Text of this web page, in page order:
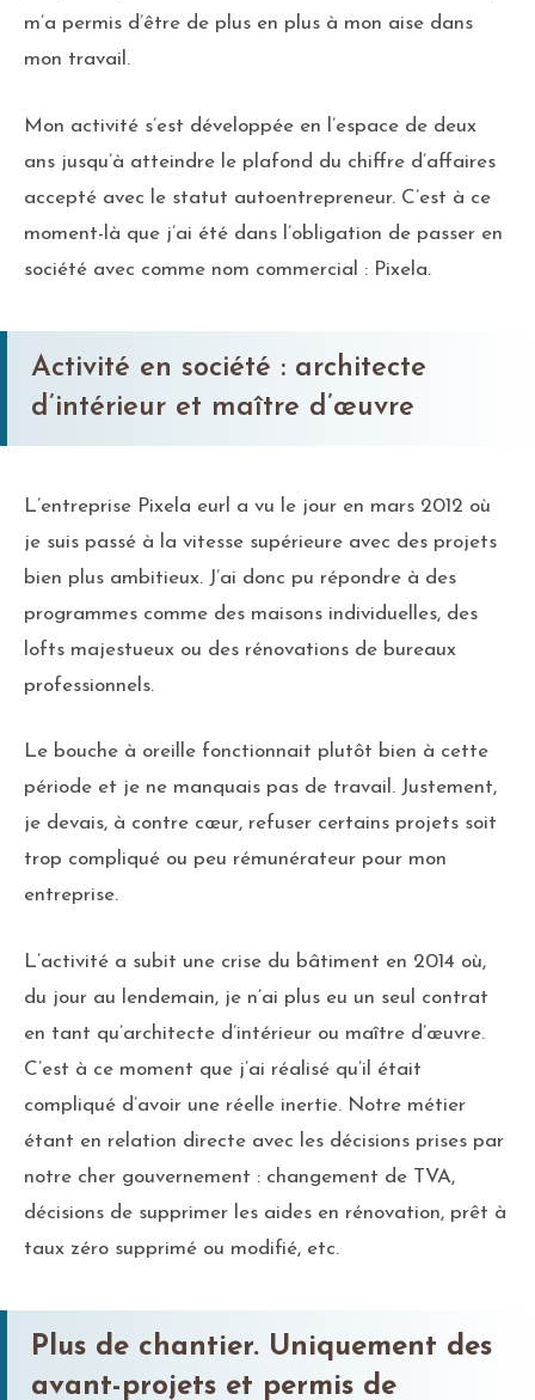
m’a permis d’être de plus en plus à mon aise dans
mon travail.
Mon activité s’est développée en l’espace de deux
ans jusqu’à atteindre le plafond du chiffre d’affaires
accepté avec le statut autoentrepreneur. C’est à ce
moment-là que j’ai été dans l’obligation de passer en
société avec comme nom commercial : Pixela.
Activité en société : architecte
d’intérieur et maître d’œuvre
L’entreprise Pixela eurl a vu le jour en mars 2012 où
je suis passé à la vitesse supérieure avec des projets
bien plus ambitieux. J’ai donc pu répondre à des
programmes comme des maisons individuelles, des
lofts majestueux ou des rénovations de bureaux
professionnels.
Le bouche à oreille fonctionnait plutôt bien à cette
période et je ne manquais pas de travail. Justement,
je devais, à contre cœur, refuser certains projets soit
trop compliqué ou peu rémunérateur pour mon
entreprise.
L’activité a subit une crise du bâtiment en 2014 où,
du jour au lendemain, je n’ai plus eu un seul contrat
en tant qu’architecte d’intérieur ou maître d’œuvre.
C’est à ce moment que j’ai réalisé qu’il était
compliqué d’avoir une réelle inertie. Notre métier
étant en relation directe avec les décisions prises par
notre cher gouvernement : changement de TVA,
décisions de supprimer les aides en rénovation, prêt à
taux zéro supprimé ou modifié, etc.
Plus de chantier. Uniquement des
avant-projets et permis de